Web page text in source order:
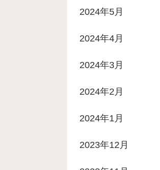
2024年5月
2024年4月
2024年3月
2024年2月
2024年1月
2023年12月